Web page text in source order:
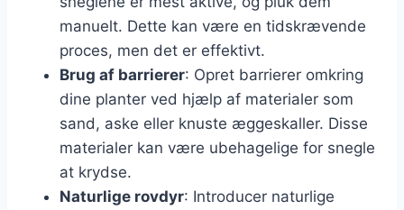
manuelt. Dette kan være en tidskrævende
proces, men det er effektivt.
Brug af barrierer: Opret barrierer omkring
dine planter ved hjælp af materialer som
sand, aske eller knuste æggeskaller. Disse
materialer kan være ubehagelige for snegle
at krydse.
Naturlige rovdyr: Introducer naturlige